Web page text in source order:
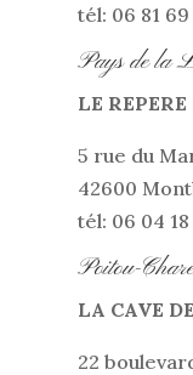
tél: 06 81
Pays de la
LE
5 rue du
42600
tél: 06 04
Poitou-
LA CAVE
22